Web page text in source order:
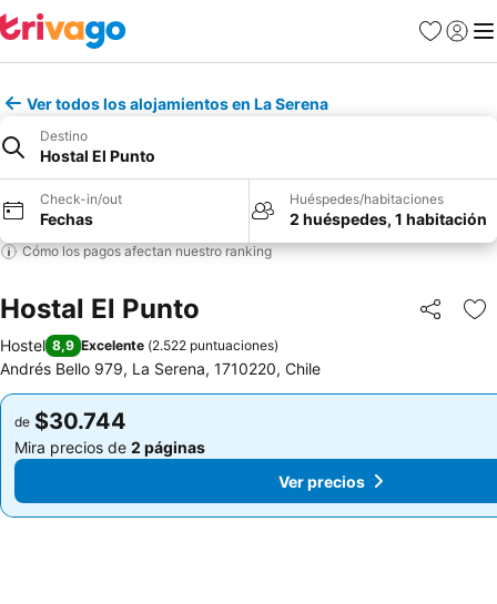
Favoritos
Iniciar
Ver todos los alojamientos en La Serena
Destino
Hostal El Punto
Check-in/out
Fechas
Huéspedes/habitaciones
2 huéspedes, 1 habitación
Cómo los pagos afectan nuestro ranking
Hostal El Punto Compartir
Hostel 8,9 Excelente (2.522 puntuaciones)
Andrés Bello 979, La Serena, 1710220, Chile
de $30.744
Mira precios de 2 páginas
Ver precios
de $30.744
Mira precios de 2 páginas
Ver precios